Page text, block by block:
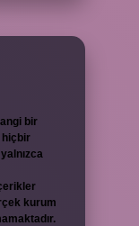
bir
hiçbir
kurum